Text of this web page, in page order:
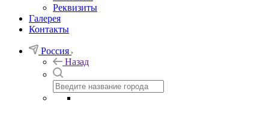
Реквизиты
Галерея
Контакты
Россия
Назад